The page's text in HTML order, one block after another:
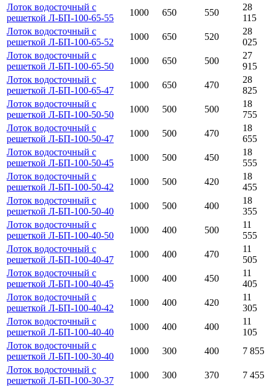
Лоток водосточный с
решеткой Л-БП-100-65-55
1000 650 550
28
115
Лоток водосточный с
решеткой Л-БП-100-65-52
1000 650 520
28
025
Лоток водосточный с
решеткой Л-БП-100-65-50
1000 650 500
27
915
Лоток водосточный с
решеткой Л-БП-100-65-47
1000 650 470
28
825
Лоток водосточный с
решеткой Л-БП-100-50-50
1000 500 500
18
755
Лоток водосточный с
решеткой Л-БП-100-50-47
1000 500 470
18
655
Лоток водосточный с
решеткой Л-БП-100-50-45
1000 500 450
18
555
Лоток водосточный с
решеткой Л-БП-100-50-42
1000 500 420
18
455
Лоток водосточный с
решеткой Л-БП-100-50-40
1000 500 400
18
355
Лоток водосточный с
решеткой Л-БП-100-40-50
1000 400 500
11
555
Лоток водосточный с
решеткой Л-БП-100-40-47
1000 400 470
11
505
Лоток водосточный с
решеткой Л-БП-100-40-45
1000 400 450
11
405
Лоток водосточный с
решеткой Л-БП-100-40-42
1000 400 420
11
305
Лоток водосточный с
решеткой Л-БП-100-40-40
1000 400 400
11
105
Лоток водосточный с
решеткой Л-БП-100-30-40
1000 300 400
7 855
Лоток водосточный с
решеткой Л-БП-100-30-37
1000 300 370
7 455